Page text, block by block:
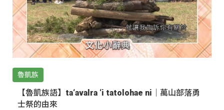
魯凱族
【魯凱族語】ta‘avalra ‘i tatolohae ni｜萬山部落勇
士祭的由來